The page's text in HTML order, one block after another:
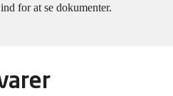
for at se dokumenter.